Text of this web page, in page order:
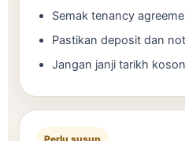
Semak tenancy
Pastikan deposit dan
Jangan janji tarikh